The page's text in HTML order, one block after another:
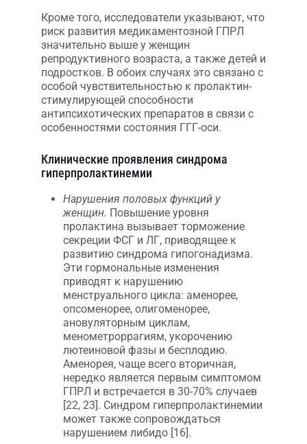
Кроме того, исследователи указывают, что
риск развития медикаментозной ГПРЛ
значительно выше у женщин
репродуктивного возраста, а также детей и
подростков. В обоих случаях это связано с
особой чувствительностью к пролактин-
стимулирующей способности
антипсихотических препаратов в связи с
особенностями состояния ГГГ-оси.
Клинические проявления синдрома
гиперпролактинемии
Нарушения половых функций у
женщин. Повышение уровня
пролактина вызывает торможение
секреции ФСГ и ЛГ, приводящее к
развитию синдрома гипогонадизма.
Эти гормональные изменения
приводят к нарушению
менструального цикла: аменорее,
опсоменорее, олигоменорее,
ановуляторным циклам,
менометроррагиям, укорочению
лютеиновой фазы и бесплодию.
Аменорея, чаще всего вторичная,
нередко является первым симптомом
ГПРЛ и встречается в 30-70% случаев
[22, 23]. Синдром гиперпролактинемии
может также сопровождаться
нарушением либидо [16].